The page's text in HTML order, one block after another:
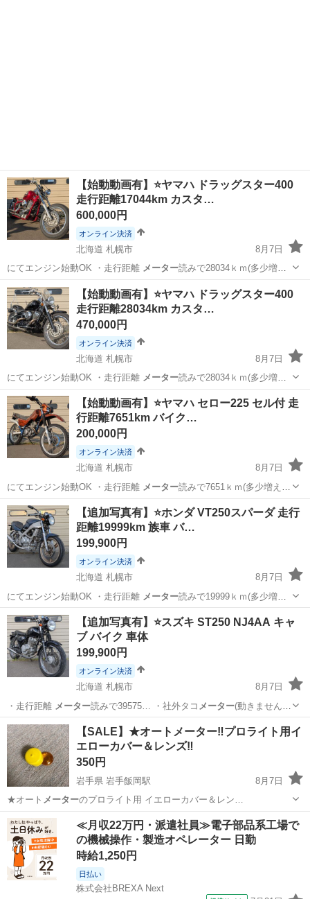
【始動動画有】⭐️ヤマハ ドラッグスター400
走行距離17044km カスタ…
600,000円
オンライン決済
北海道 札幌市
8月7日
にてエンジン始動OK ・走行距離 メーター読みで28034ｋｍ(多少増え
るかも…
北海道 札幌市 ヤマハ ドラッグスター
【始動動画有】⭐️ヤマハ ドラッグスター400
走行距離28034km カスタ…
470,000円
オンライン決済
北海道 札幌市
8月7日
にてエンジン始動OK ・走行距離 メーター読みで28034ｋｍ(多少増え
るかも…
北海道 札幌市 ヤマハ ドラッグスター
【始動動画有】⭐️ヤマハ セロー225 セル付 走
行距離7651km バイク…
200,000円
オンライン決済
北海道 札幌市
8月7日
にてエンジン始動OK ・走行距離 メーター読みで7651ｋｍ(多少増える
かも)…
北海道 札幌市 ヤマハ セロー
【追加写真有】⭐️ホンダ VT250スパーダ 走行
距離19999km 族車 バ…
199,900円
オンライン決済
北海道 札幌市
8月7日
にてエンジン始動OK ・走行距離 メーター読みで19999ｋｍ(多少増え
るかも…
北海道 札幌市 ホンダ スパーダ
【追加写真有】⭐️スズキ ST250 NJ4AA キャ
ブ バイク 車体
199,900円
オンライン決済
北海道 札幌市
8月7日
・走行距離 メーター 読みで39575… ・社外タコ メーター(動きません)
…北海道 札幌市 カワサキ 車体
【SALE】★オートメーター‼️プロライト用イ
エローカバー＆レンズ‼️
350円
岩手県 岩手飯岡駅
8月7日
★オート メーターのプロライト用 イエローカバー＆レン…
岩手 盛岡市 岩手飯岡駅 車のパーツ オートメーター
≪月収22万円・派遣社員≫電子部品系工場で
の機械操作・製造オペレーター 日勤
時給1,250円
日払い
株式会社BREXA Next